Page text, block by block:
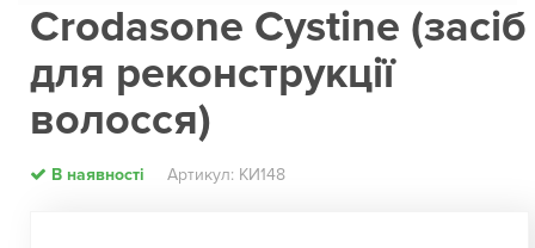
Crodasone Cystine (засіб
для реконструкції
волосся)
В наявності Артикул: КИ148